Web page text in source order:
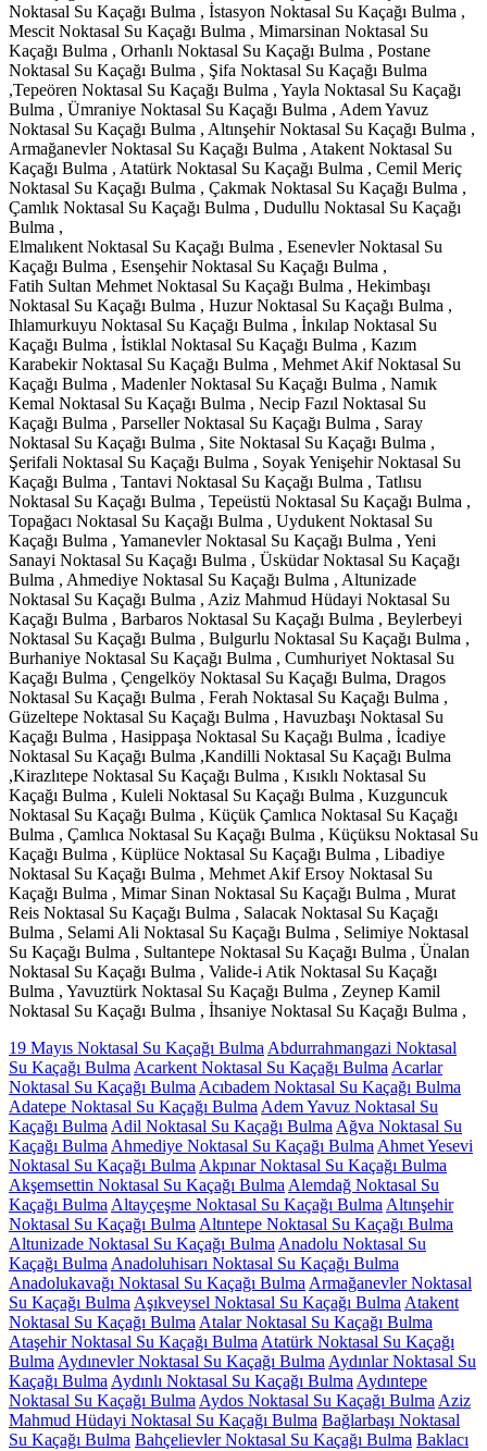
Noktasal Su Kaçağı Bulma , İstasyon Noktasal Su Kaçağı Bulma ,
Mescit Noktasal Su Kaçağı Bulma , Mimarsinan Noktasal Su
Kaçağı Bulma , Orhanlı Noktasal Su Kaçağı Bulma , Postane
Noktasal Su Kaçağı Bulma , Şifa Noktasal Su Kaçağı Bulma
,Tepeören Noktasal Su Kaçağı Bulma , Yayla Noktasal Su Kaçağı
Bulma , Ümraniye Noktasal Su Kaçağı Bulma , Adem Yavuz
Noktasal Su Kaçağı Bulma , Altınşehir Noktasal Su Kaçağı Bulma ,
Armağanevler Noktasal Su Kaçağı Bulma , Atakent Noktasal Su
Kaçağı Bulma , Atatürk Noktasal Su Kaçağı Bulma , Cemil Meriç
Noktasal Su Kaçağı Bulma , Çakmak Noktasal Su Kaçağı Bulma ,
Çamlık Noktasal Su Kaçağı Bulma , Dudullu Noktasal Su Kaçağı
Bulma ,
Elmalıkent Noktasal Su Kaçağı Bulma , Esenevler Noktasal Su
Kaçağı Bulma , Esenşehir Noktasal Su Kaçağı Bulma ,
Fatih Sultan Mehmet Noktasal Su Kaçağı Bulma , Hekimbaşı
Noktasal Su Kaçağı Bulma , Huzur Noktasal Su Kaçağı Bulma ,
Ihlamurkuyu Noktasal Su Kaçağı Bulma , İnkılap Noktasal Su
Kaçağı Bulma , İstiklal Noktasal Su Kaçağı Bulma , Kazım
Karabekir Noktasal Su Kaçağı Bulma , Mehmet Akif Noktasal Su
Kaçağı Bulma , Madenler Noktasal Su Kaçağı Bulma , Namık
Kemal Noktasal Su Kaçağı Bulma , Necip Fazıl Noktasal Su
Kaçağı Bulma , Parseller Noktasal Su Kaçağı Bulma , Saray
Noktasal Su Kaçağı Bulma , Site Noktasal Su Kaçağı Bulma ,
Şerifali Noktasal Su Kaçağı Bulma , Soyak Yenişehir Noktasal Su
Kaçağı Bulma , Tantavi Noktasal Su Kaçağı Bulma , Tatlısu
Noktasal Su Kaçağı Bulma , Tepeüstü Noktasal Su Kaçağı Bulma ,
Topağacı Noktasal Su Kaçağı Bulma , Uydukent Noktasal Su
Kaçağı Bulma , Yamanevler Noktasal Su Kaçağı Bulma , Yeni
Sanayi Noktasal Su Kaçağı Bulma , Üsküdar Noktasal Su Kaçağı
Bulma , Ahmediye Noktasal Su Kaçağı Bulma , Altunizade
Noktasal Su Kaçağı Bulma , Aziz Mahmud Hüdayi Noktasal Su
Kaçağı Bulma , Barbaros Noktasal Su Kaçağı Bulma , Beylerbeyi
Noktasal Su Kaçağı Bulma , Bulgurlu Noktasal Su Kaçağı Bulma ,
Burhaniye Noktasal Su Kaçağı Bulma , Cumhuriyet Noktasal Su
Kaçağı Bulma , Çengelköy Noktasal Su Kaçağı Bulma, Dragos
Noktasal Su Kaçağı Bulma , Ferah Noktasal Su Kaçağı Bulma ,
Güzeltepe Noktasal Su Kaçağı Bulma , Havuzbaşı Noktasal Su
Kaçağı Bulma , Hasippaşa Noktasal Su Kaçağı Bulma , İcadiye
Noktasal Su Kaçağı Bulma ,Kandilli Noktasal Su Kaçağı Bulma
,Kirazlıtepe Noktasal Su Kaçağı Bulma , Kısıklı Noktasal Su
Kaçağı Bulma , Kuleli Noktasal Su Kaçağı Bulma , Kuzguncuk
Noktasal Su Kaçağı Bulma , Küçük Çamlıca Noktasal Su Kaçağı
Bulma , Çamlıca Noktasal Su Kaçağı Bulma , Küçüksu Noktasal Su
Kaçağı Bulma , Küplüce Noktasal Su Kaçağı Bulma , Libadiye
Noktasal Su Kaçağı Bulma , Mehmet Akif Ersoy Noktasal Su
Kaçağı Bulma , Mimar Sinan Noktasal Su Kaçağı Bulma , Murat
Reis Noktasal Su Kaçağı Bulma , Salacak Noktasal Su Kaçağı
Bulma , Selami Ali Noktasal Su Kaçağı Bulma , Selimiye Noktasal
Su Kaçağı Bulma , Sultantepe Noktasal Su Kaçağı Bulma , Ünalan
Noktasal Su Kaçağı Bulma , Valide-i Atik Noktasal Su Kaçağı
Bulma , Yavuztürk Noktasal Su Kaçağı Bulma , Zeynep Kamil
Noktasal Su Kaçağı Bulma , İhsaniye Noktasal Su Kaçağı Bulma ,
19 Mayıs Noktasal Su Kaçağı Bulma Abdurrahmangazi Noktasal
Su Kaçağı Bulma Acarkent Noktasal Su Kaçağı Bulma Acarlar
Noktasal Su Kaçağı Bulma Acıbadem Noktasal Su Kaçağı Bulma
Adatepe Noktasal Su Kaçağı Bulma Adem Yavuz Noktasal Su
Kaçağı Bulma Adil Noktasal Su Kaçağı Bulma Ağva Noktasal Su
Kaçağı Bulma Ahmediye Noktasal Su Kaçağı Bulma Ahmet Yesevi
Noktasal Su Kaçağı Bulma Akpınar Noktasal Su Kaçağı Bulma
Akşemsettin Noktasal Su Kaçağı Bulma Alemdağ Noktasal Su
Kaçağı Bulma Altayçeşme Noktasal Su Kaçağı Bulma Altınşehir
Noktasal Su Kaçağı Bulma Altıntepe Noktasal Su Kaçağı Bulma
Altunizade Noktasal Su Kaçağı Bulma Anadolu Noktasal Su
Kaçağı Bulma Anadoluhisarı Noktasal Su Kaçağı Bulma
Anadolukavağı Noktasal Su Kaçağı Bulma Armağanevler Noktasal
Su Kaçağı Bulma Aşıkveysel Noktasal Su Kaçağı Bulma Atakent
Noktasal Su Kaçağı Bulma Atalar Noktasal Su Kaçağı Bulma
Ataşehir Noktasal Su Kaçağı Bulma Atatürk Noktasal Su Kaçağı
Bulma Aydınevler Noktasal Su Kaçağı Bulma Aydınlar Noktasal Su
Kaçağı Bulma Aydınlı Noktasal Su Kaçağı Bulma Aydıntepe
Noktasal Su Kaçağı Bulma Aydos Noktasal Su Kaçağı Bulma Aziz
Mahmud Hüdayi Noktasal Su Kaçağı Bulma Bağlarbaşı Noktasal
Su Kaçağı Bulma Bahçelievler Noktasal Su Kaçağı Bulma Baklacı